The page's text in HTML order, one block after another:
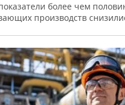
более чем
производств